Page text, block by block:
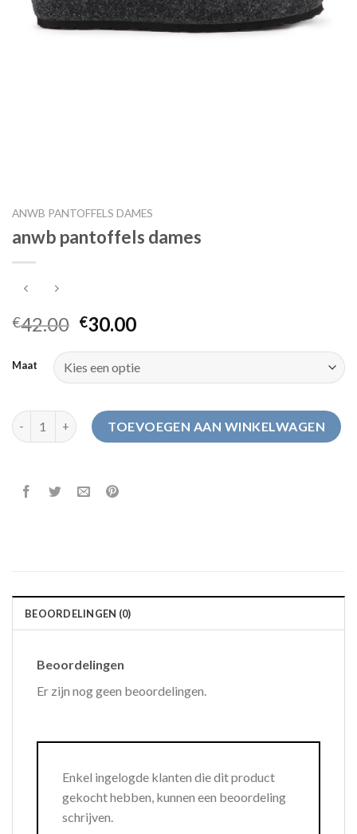
ANWB PANTOFFELS DAMES
anwb pantoffels dames
€42.00 €30.00
Maat
anwb pantoffels dames aantalTOEVOEGEN AAN WINKELWAGEN
BEOORDELINGEN (0)
Beoordelingen
Er zijn nog geen beoordelingen.
Enkel ingelogde klanten die dit product
gekocht hebben, kunnen een beoordeling
schrijven.